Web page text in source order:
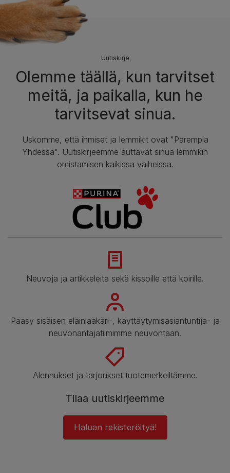
Uutiskirje
Olemme täällä, kun tarvitset
meitä, ja paikalla, kun he
tarvitsevat sinua.
Uskomme, että ihmiset ja lemmikit ovat "Parempia
Yhdessä". Uutiskirjeemme auttavat sinua lemmikin
omistamisen kaikissa vaiheissa.
Neuvoja ja artikkeleita sekä kissoille että koirille.
Pääsy sisäisen eläinlääkäri-, käyttäytymisasiantuntija- ja
neuvonantajatiimimme neuvontaan.
Alennukset ja tarjoukset tuotemerkeiltämme.
Tilaa uutiskirjeemme
Haluan rekisteröityä!